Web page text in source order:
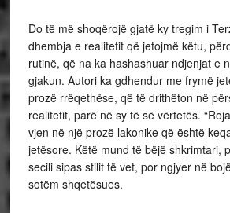
Do të më shoqërojë gjatë ky tregim i
dhembja e realitetit që jetojmë këtu,
rutinë, që na ka hashashuar ndjenjat e
gjakun. Autori ka gdhendur me frymë
prozë rrëqethëse, që të drithëton në
realitetit, parë në sy të së vërtetës.
vjen në një prozë lakonike që është
jetësore. Këtë mund të bëjë shkrimtari,
secili sipas stilit të vet, por ngjyer në
sotëm shqetësues.